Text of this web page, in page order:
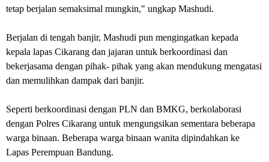
tetap berjalan semaksimal mungkin," ungkap Mashudi.
Berjalan di tengah banjir, Mashudi pun mengingatkan kepada
kepala lapas Cikarang dan jajaran untuk berkoordinasi dan
bekerjasama dengan pihak- pihak yang akan mendukung mengatasi
dan memulihkan dampak dari banjir.
Seperti berkoordinasi dengan PLN dan BMKG, berkolaborasi
dengan Polres Cikarang untuk mengungsikan sementara beberapa
warga binaan. Beberapa warga binaan wanita dipindahkan ke
Lapas Perempuan Bandung.